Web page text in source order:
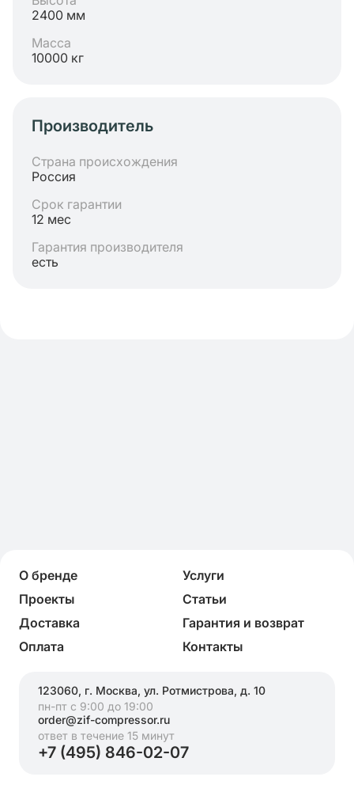
2400 мм
Масса
10000 кг
Производитель
Страна происхождения
Россия
Срок гарантии
12 мес
Гарантия производителя
есть
О бренде
Услуги
Проекты
Статьи
Доставка
Гарантия и возврат
Оплата
Контакты
123060, г. Москва, ул. Ротмистрова, д. 10
пн-пт с 9:00 до 19:00
order@zif-compressor.ru
ответ в течение 15 минут
+7 (495) 846-02-07